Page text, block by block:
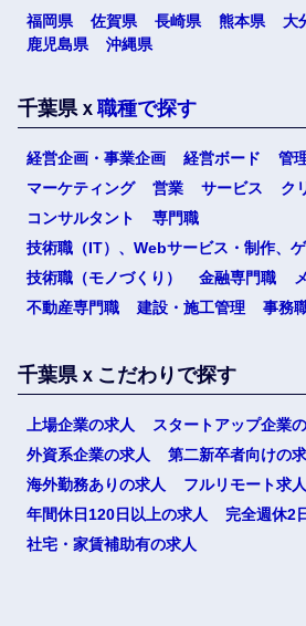
福岡県
佐賀県 長崎県 熊本県 大
鹿児島県
沖縄県
千葉県ｘ 職種で探す
経営企画・事業企画 経営ボード 管
マーケティング
営業 サービス
ク
コンサルタント
専門職
技術職（IT）、Webサービス・制作、
技術職（モノづくり）
金融専門職
不動産専門職
建設・施工管理 事務
千葉県ｘこだわりで探す
上場企業の求人
スタートアップ企業
外資系企業の求人
第二新卒者向けの
海外勤務ありの求人
フルリモート求人
年間休日120日以上の求人
完全週休2
社宅・家賃補助有の求人